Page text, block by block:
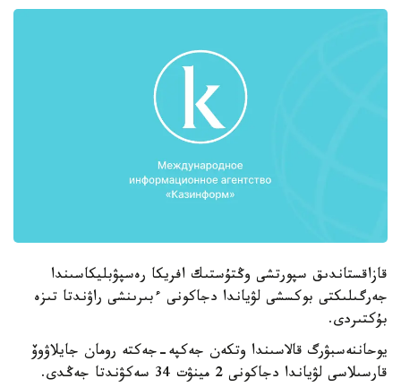
قازاقستاندىق سپورتشى وڭتۇستىك افريكا رەسپۋبليكاسىندا
جەرگىلىكتى بوكسشى لۋياندا دجاكونى ءبىرىنشى راۋندتا تىزە
بۇكتىردى.
يوحاننەسبۋرگ قالاسىندا وتكەن جەكپە-جەكتە رومان جايلاۋوۆ
قارسىلاسى لۋياندا دجاكونى 2 مينۋت 34 سەكۋندتا جەڭدى.